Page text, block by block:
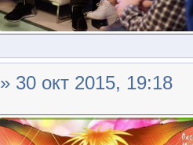
» 30 окт 2015, 19:18